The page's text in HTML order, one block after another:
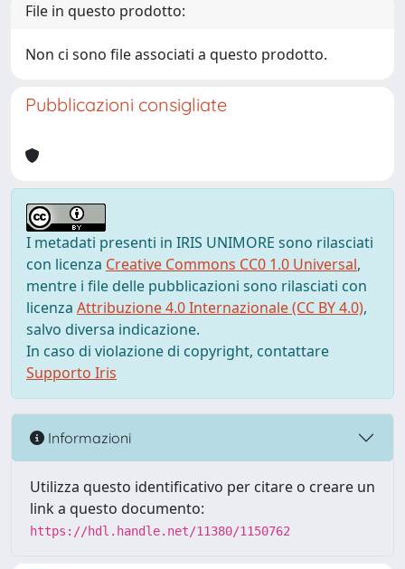
File in questo prodotto:
Non ci sono file associati a questo prodotto.
Pubblicazioni consigliate
I metadati presenti in IRIS UNIMORE sono rilasciati
con licenza Creative Commons CC0 1.0 Universal,
mentre i file delle pubblicazioni sono rilasciati con
licenza Attribuzione 4.0 Internazionale (CC BY 4.0),
salvo diversa indicazione.
In caso di violazione di copyright, contattare
Supporto Iris
Informazioni
Utilizza questo identificativo per citare o creare un
link a questo documento:
https://hdl.handle.net/11380/1150762